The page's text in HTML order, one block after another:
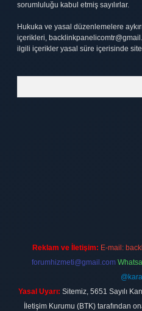
sorumluluğu kabul etmiş sayılırlar.
Hukuka ve yasal düzenlemelere
içerikleri,
ilgili içerikler yasal süre içerisinde
Reklam ve İletişim: E-mail:
forumhizmeti@gmail.com
Yasal Uyarı: Sitemiz, 5651 Sayılı
İletişim Kurumu (BTK) tarafından